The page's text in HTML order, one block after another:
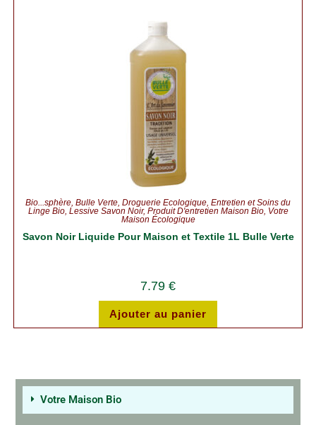
Bio...sphère Bulle Verte Droguerie Écologique Entretien et Soins du
Linge Bio, Lessive Savon Noir, Produit D'entretien Maison Bio, Votre
Maison Écologique
Savon Noir Liquide Pour Maison et Textile 1L Bulle Verte
7.79 €
Ajouter au panier
Votre Maison Bio